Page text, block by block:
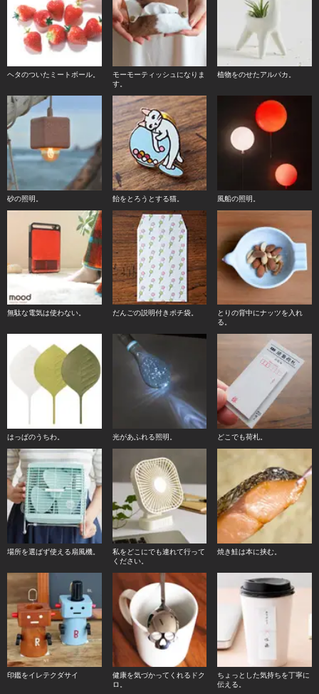
ヘタのついたミートボール。
モーモーティッシュになりま
す。
植物をのせたアルパカ。
砂の照明。 飴をとろうとする猫。 風船の照明。
無駄な電気は使わない。 だんごの説明付きポチ袋。
とりの背中にナッツを入れ
る。
はっぱのうちわ。 光があふれる照明。 どこでも荷札。
場所を選ばず使える扇風機。
私をどこにでも連れて行って
ください。
焼き鮭は本に挟む。
印鑑をイレテクダサイ
健康を気づかってくれるドク
ロ。
ちょっとした気持ちを丁寧に
伝える。